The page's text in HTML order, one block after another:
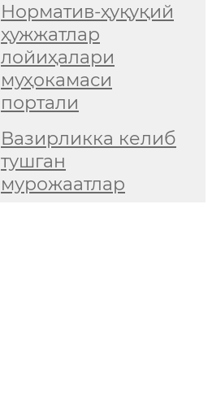
Норматив-ҳуқуқий
ҳужжатлар
лойиҳалари
муҳокамаси
портали
Вазирликка келиб
тушган
мурожаатлар